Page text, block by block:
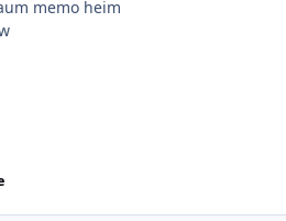
memo heim